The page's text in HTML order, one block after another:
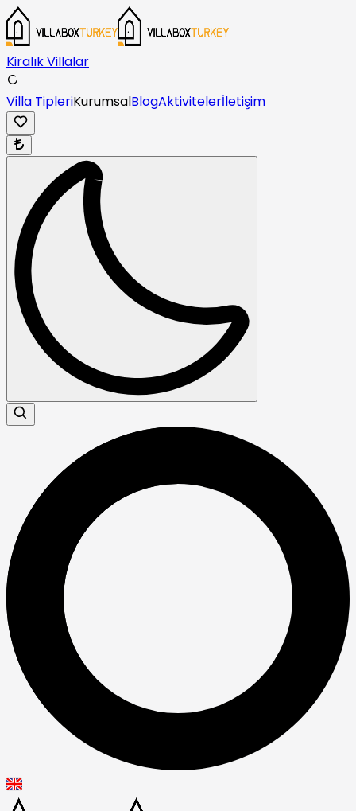
Kiralık Villalar
Villa TipleriKurumsalBlogAktivitelerİletişim